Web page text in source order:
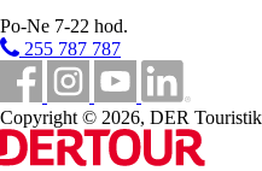
restaurace).
Zábava
Denní i večerní animační
profesionální vystoupení,
mělké části moře (za
Po-Ne 7-22 hod.
255 787 787
Copyright © 2026, DER